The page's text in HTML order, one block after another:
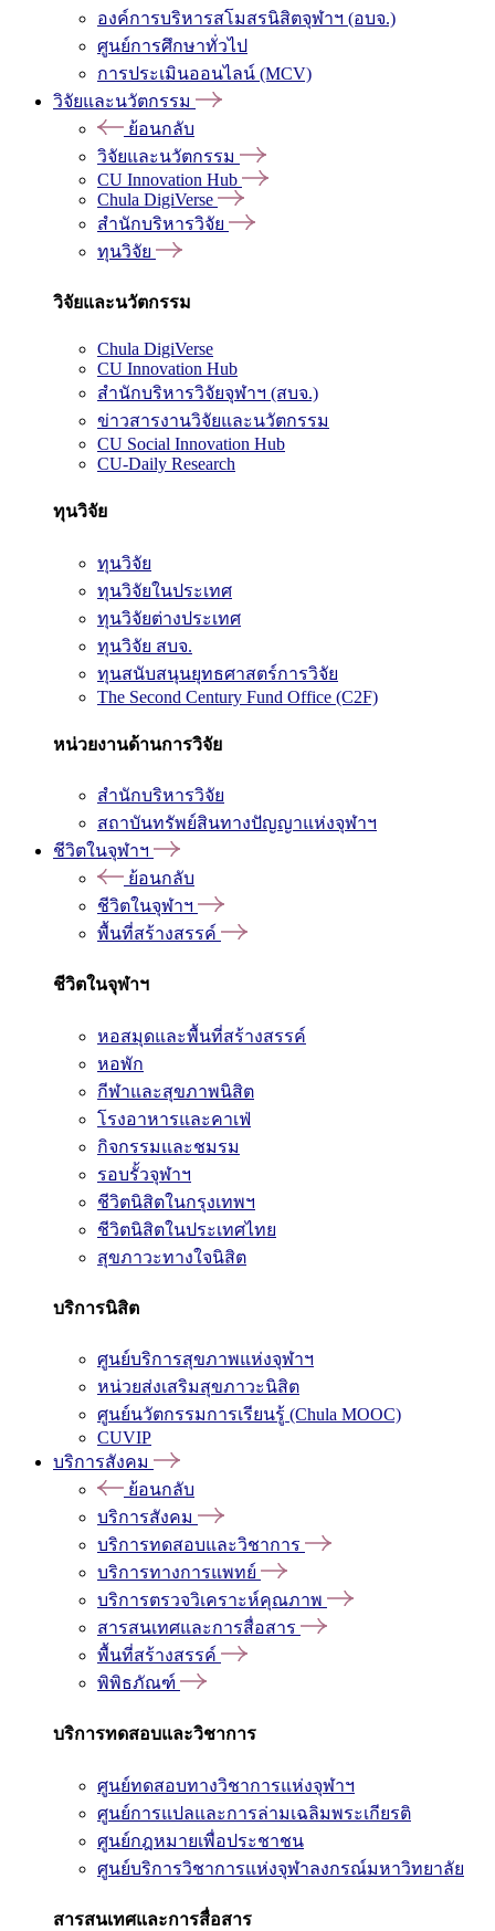
องค์การบริหารสโมสรนิสิตจุฬาฯ (อบจ.)
ศูนย์การศึกษาทั่วไป
การประเมินออนไลน์ (MCV)
วิจัยและนวัตกรรม
ย้อนกลับ
วิจัยและนวัตกรรม
CU Innovation Hub
Chula DigiVerse
สำนักบริหารวิจัย
ทุนวิจัย
วิจัยและนวัตกรรม
Chula DigiVerse
CU Innovation Hub
สำนักบริหารวิจัยจุฬาฯ (สบจ.)
ข่าวสารงานวิจัยและนวัตกรรม
CU Social Innovation Hub
CU-Daily Research
ทุนวิจัย
ทุนวิจัย
ทุนวิจัยในประเทศ
ทุนวิจัยต่างประเทศ
ทุนวิจัย สบจ.
ทุนสนับสนุนยุทธศาสตร์การวิจัย
The Second Century Fund Office (C2F)
หน่วยงานด้านการวิจัย
สำนักบริหารวิจัย
สถาบันทรัพย์สินทางปัญญาแห่งจุฬาฯ
ชีวิตในจุฬาฯ
ย้อนกลับ
ชีวิตในจุฬาฯ
พื้นที่สร้างสรรค์
ชีวิตในจุฬาฯ
หอสมุดและพื้นที่สร้างสรรค์
หอพัก
กีฬาและสุขภาพนิสิต
โรงอาหารและคาเฟ่
กิจกรรมและชมรม
รอบรั้วจุฬาฯ
ชีวิตนิสิตในกรุงเทพฯ
ชีวิตนิสิตในประเทศไทย
สุขภาวะทางใจนิสิต
บริการนิสิต
ศูนย์บริการสุขภาพแห่งจุฬาฯ
หน่วยส่งเสริมสุขภาวะนิสิต
ศูนย์นวัตกรรมการเรียนรู้ (Chula MOOC)
CUVIP
บริการสังคม
ย้อนกลับ
บริการสังคม
บริการทดสอบและวิชาการ
บริการทางการแพทย์
บริการตรวจวิเคราะห์คุณภาพ
สารสนเทศและการสื่อสาร
พื้นที่สร้างสรรค์
พิพิธภัณฑ์
บริการทดสอบและวิชาการ
ศูนย์ทดสอบทางวิชาการแห่งจุฬาฯ
ศูนย์การแปลและการล่ามเฉลิมพระเกียรติ
ศูนย์กฎหมายเพื่อประชาชน
ศูนย์บริการวิชาการแห่งจุฬาลงกรณ์มหาวิทยาลัย
สารสนเทศและการสื่อสาร